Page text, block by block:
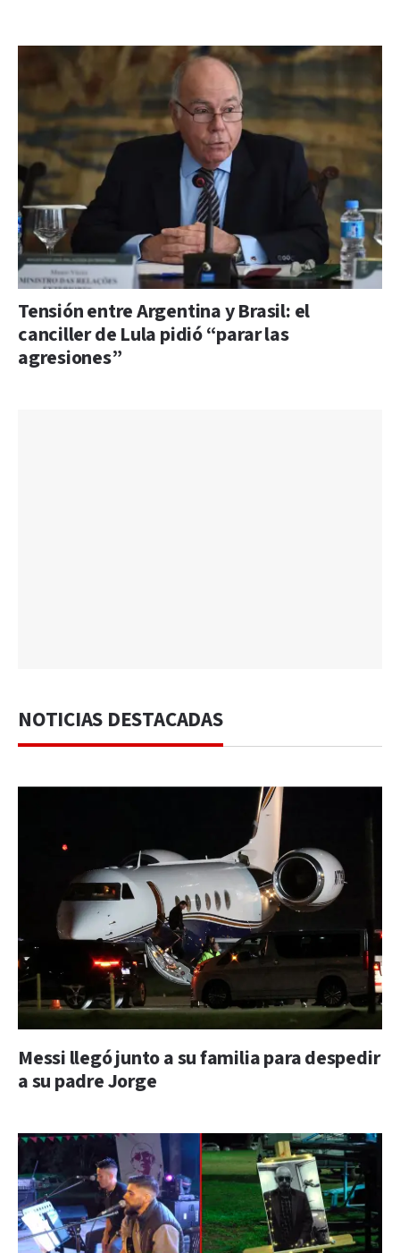
Tensión entre Argentina y Brasil: el
canciller de Lula pidió “parar las
agresiones”
NOTICIAS DESTACADAS
Messi llegó junto a su familia para despedir
a su padre Jorge